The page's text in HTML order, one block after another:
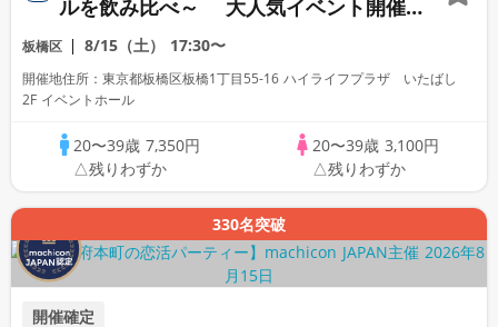
ルを飲み比べ～ 大人気イベント開催！
【駅近】
板橋区 8/15（土） 17:30〜
開催地住所：東京都板橋区板橋1丁目55-16 ハイライフプラザ いたばし
2F イベントホール
20〜39歳 7,350円
△残りわずか
20〜39歳 3,100円
△残りわずか
330名突破
開催確定